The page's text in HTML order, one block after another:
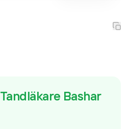
Tandläkare Bashar